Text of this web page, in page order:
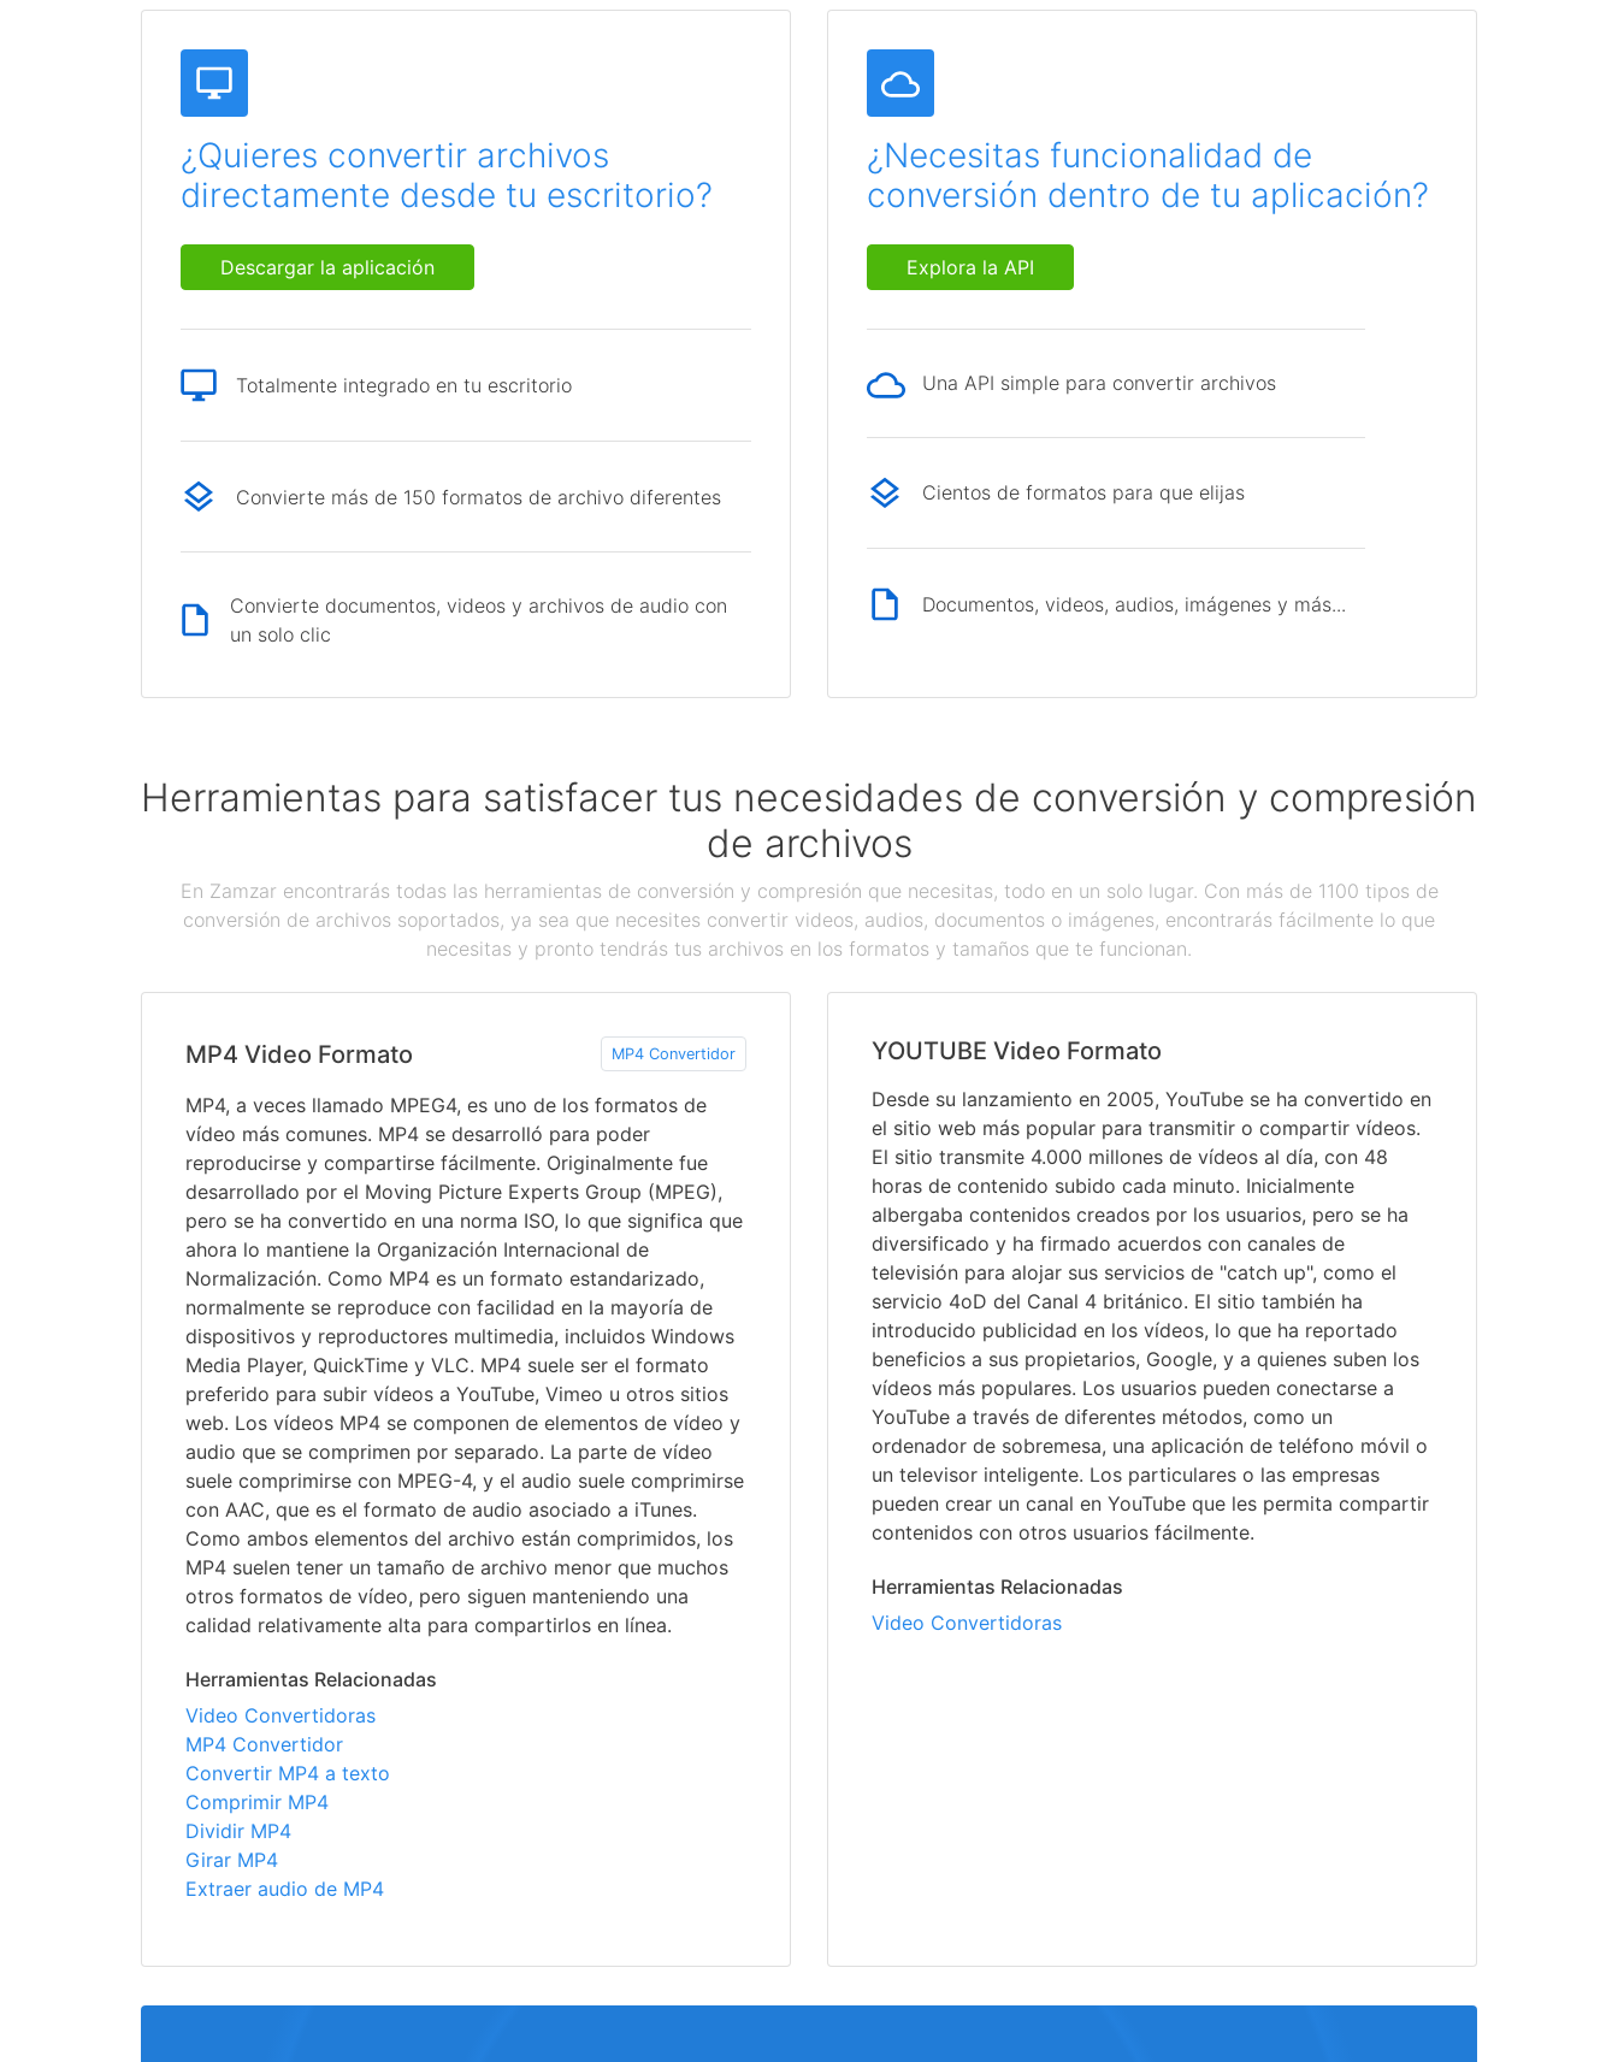
¿Quieres convertir archivos
directamente desde tu escritorio?
Descargar la aplicación
Totalmente integrado en tu escritorio
Convierte más de 150 formatos de archivo diferentes
Convierte documentos, videos y archivos de audio con
un solo clic
¿Necesitas funcionalidad de
conversión dentro de tu aplicación?
Explora la API
Una API simple para convertir archivos
Cientos de formatos para que elijas
Documentos, videos, audios, imágenes y más...
Herramientas para satisfacer tus necesidades de conversión y compresión
de archivos
En Zamzar encontrarás todas las herramientas de conversión y compresión que necesitas, todo en un solo lugar. Con más de 1100 tipos de
conversión de archivos soportados, ya sea que necesites convertir videos, audios, documentos o imágenes, encontrarás fácilmente lo que
necesitas y pronto tendrás tus archivos en los formatos y tamaños que te funcionan.
MP4 Video Formato MP4 Convertidor
MP4, a veces llamado MPEG4, es uno de los formatos de
vídeo más comunes. MP4 se desarrolló para poder
reproducirse y compartirse fácilmente. Originalmente fue
desarrollado por el Moving Picture Experts Group (MPEG),
pero se ha convertido en una norma ISO, lo que significa que
ahora lo mantiene la Organización Internacional de
Normalización. Como MP4 es un formato estandarizado,
normalmente se reproduce con facilidad en la mayoría de
dispositivos y reproductores multimedia, incluidos Windows
Media Player, QuickTime y VLC. MP4 suele ser el formato
preferido para subir vídeos a YouTube, Vimeo u otros sitios
web. Los vídeos MP4 se componen de elementos de vídeo y
audio que se comprimen por separado. La parte de vídeo
suele comprimirse con MPEG-4, y el audio suele comprimirse
con AAC, que es el formato de audio asociado a iTunes.
Como ambos elementos del archivo están comprimidos, los
MP4 suelen tener un tamaño de archivo menor que muchos
otros formatos de vídeo, pero siguen manteniendo una
calidad relativamente alta para compartirlos en línea.
Herramientas Relacionadas
Video Convertidoras
MP4 Convertidor
Convertir MP4 a texto
Comprimir MP4
Dividir MP4
Girar MP4
Extraer audio de MP4
YOUTUBE Video Formato
Desde su lanzamiento en 2005, YouTube se ha convertido en
el sitio web más popular para transmitir o compartir vídeos.
El sitio transmite 4.000 millones de vídeos al día, con 48
horas de contenido subido cada minuto. Inicialmente
albergaba contenidos creados por los usuarios, pero se ha
diversificado y ha firmado acuerdos con canales de
televisión para alojar sus servicios de "catch up", como el
servicio 4oD del Canal 4 británico. El sitio también ha
introducido publicidad en los vídeos, lo que ha reportado
beneficios a sus propietarios, Google, y a quienes suben los
vídeos más populares. Los usuarios pueden conectarse a
YouTube a través de diferentes métodos, como un
ordenador de sobremesa, una aplicación de teléfono móvil o
un televisor inteligente. Los particulares o las empresas
pueden crear un canal en YouTube que les permita compartir
contenidos con otros usuarios fácilmente.
Herramientas Relacionadas
Video Convertidoras